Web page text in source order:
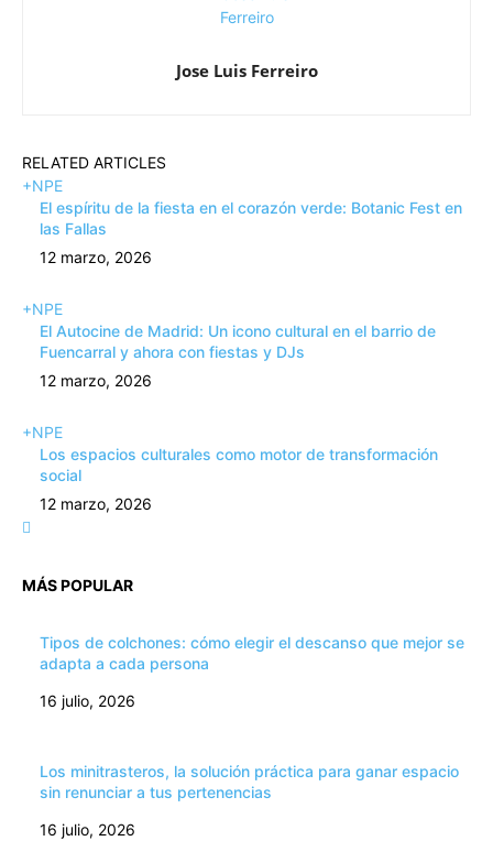
Jose Luis Ferreiro
RELATED ARTICLES
+NPE
El espíritu de la fiesta en el corazón verde: Botanic Fest en
las Fallas
12 marzo, 2026
+NPE
El Autocine de Madrid: Un icono cultural en el barrio de
Fuencarral y ahora con fiestas y DJs
12 marzo, 2026
+NPE
Los espacios culturales como motor de transformación
social
12 marzo, 2026
MÁS POPULAR
Tipos de colchones: cómo elegir el descanso que mejor se
adapta a cada persona
16 julio, 2026
Los minitrasteros, la solución práctica para ganar espacio
sin renunciar a tus pertenencias
16 julio, 2026